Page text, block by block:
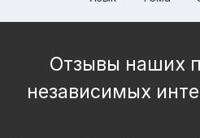
Отзывы наших
независимых